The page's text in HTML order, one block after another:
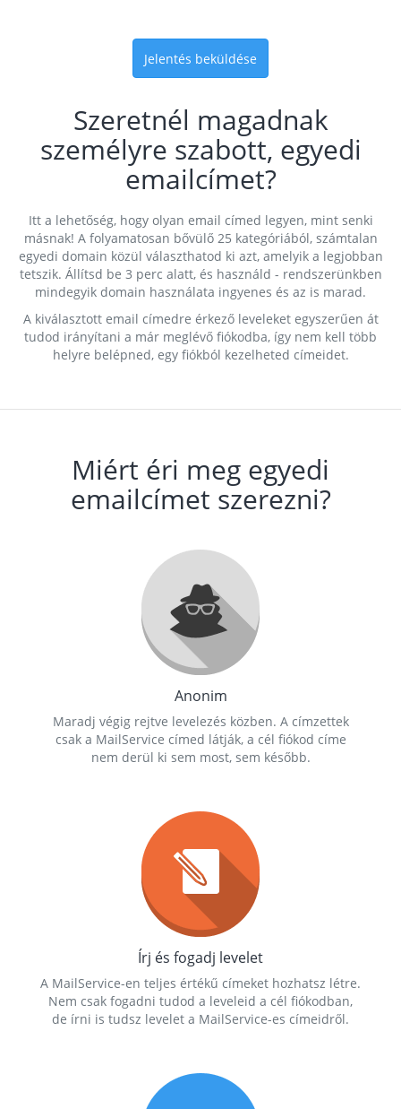
Jelentés beküldése
Szeretnél magadnak
személyre szabott, egyedi
emailcímet?
Itt a lehetőség, hogy olyan email címed legyen, mint senki
másnak! A folyamatosan bővülő 25 kategóriából, számtalan
egyedi domain közül választhatod ki azt, amelyik a legjobban
tetszik. Állítsd be 3 perc alatt, és használd - rendszerünkben
mindegyik domain használata ingyenes és az is marad.
A kiválasztott email címedre érkező leveleket egyszerűen át
tudod irányítani a már meglévő fiókodba, így nem kell több
helyre belépned, egy fiókból kezelheted címeidet.
Miért éri meg egyedi
emailcímet szerezni?
Anonim
Maradj végig rejtve levelezés közben. A címzettek
csak a MailService címed látják, a cél fiókod címe
nem derül ki sem most, sem később.
Írj és fogadj levelet
A MailService-en teljes értékű címeket hozhatsz létre.
Nem csak fogadni tudod a leveleid a cél fiókodban,
de írni is tudsz levelet a MailService-es címeidről.